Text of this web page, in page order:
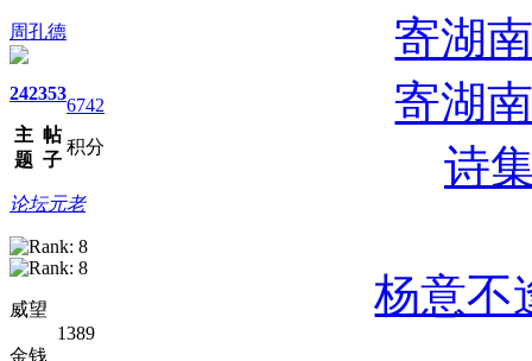
周孔德
242
主
题
353
帖
子
6742
积分
论坛元老
威望
1389
金钱
寄湖
寄湖
诗
杨意不